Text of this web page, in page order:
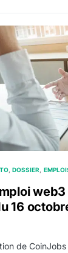
web3
DOSSIER
16
de